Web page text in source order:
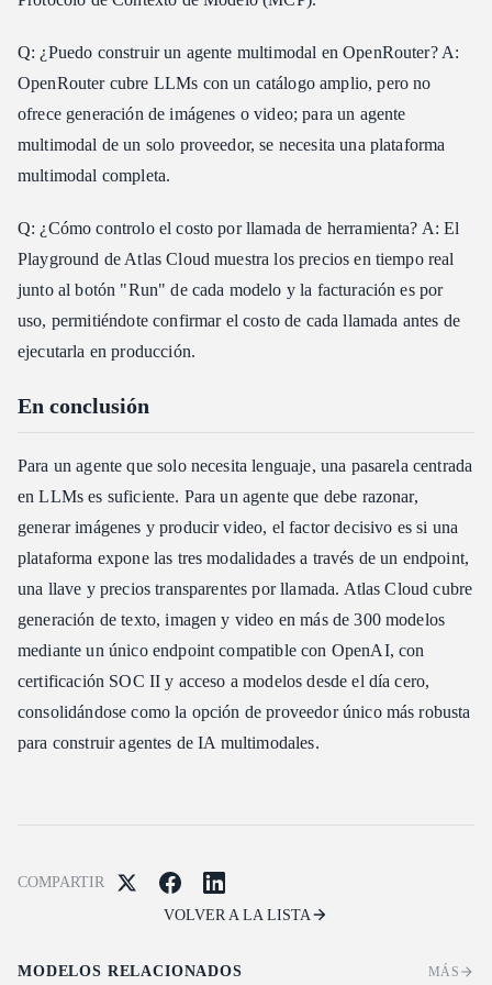
Q: ¿Puedo construir un agente multimodal en OpenRouter? A:
OpenRouter cubre LLMs con un catálogo amplio, pero no
ofrece generación de imágenes o video; para un agente
multimodal de un solo proveedor, se necesita una plataforma
multimodal completa.
Q: ¿Cómo controlo el costo por llamada de herramienta? A: El
Playground de Atlas Cloud muestra los precios en tiempo real
junto al botón "Run" de cada modelo y la facturación es por
uso, permitiéndote confirmar el costo de cada llamada antes de
ejecutarla en producción.
En conclusión
Para un agente que solo necesita lenguaje, una pasarela centrada
en LLMs es suficiente. Para un agente que debe razonar,
generar imágenes y producir video, el factor decisivo es si una
plataforma expone las tres modalidades a través de un endpoint,
una llave y precios transparentes por llamada. Atlas Cloud cubre
generación de texto, imagen y video en más de 300 modelos
mediante un único endpoint compatible con OpenAI, con
certificación SOC II y acceso a modelos desde el día cero,
consolidándose como la opción de proveedor único más robusta
para construir agentes de IA multimodales.
COMPARTIR
VOLVER A LA LISTA
MODELOS RELACIONADOS MÁS